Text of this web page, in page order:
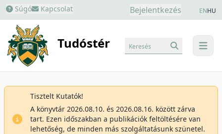
Súgó Kapcsolat Bejelentkezés ENHU
Tudóstér menu
Keresés
Tisztelt Kutatók!
A könyvtár 2026.08.10. és 2026.08.16. között zárva
tart. Ezen időszakban a publikációk feltöltésére van
lehetőség, de minden más szolgáltatásunk szünetel.